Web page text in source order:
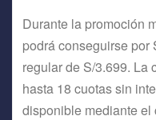
Durante la promoción
podrá conseguirse por
regular de S/3.699. La
hasta 18 cuotas sin
disponible mediante el